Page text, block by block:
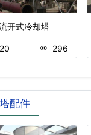
开式冷却塔
296
配件